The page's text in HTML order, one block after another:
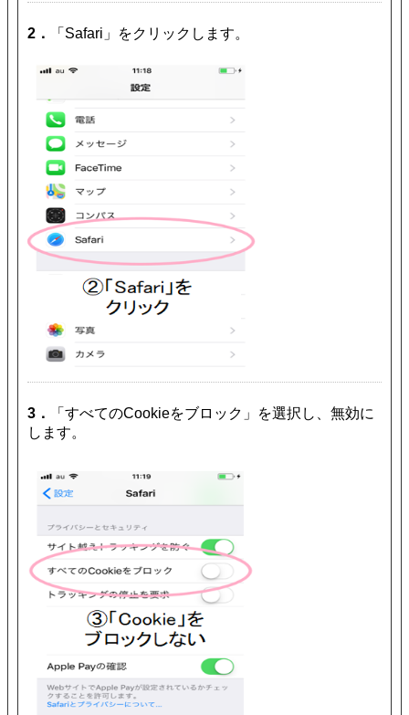
2． 「Safari」をクリックします。
3．
「すべてのCookieをブロック」を選択し、無効に
します。